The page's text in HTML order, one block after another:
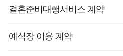
결혼준비대행서비스 계약
예식장 이용 계약